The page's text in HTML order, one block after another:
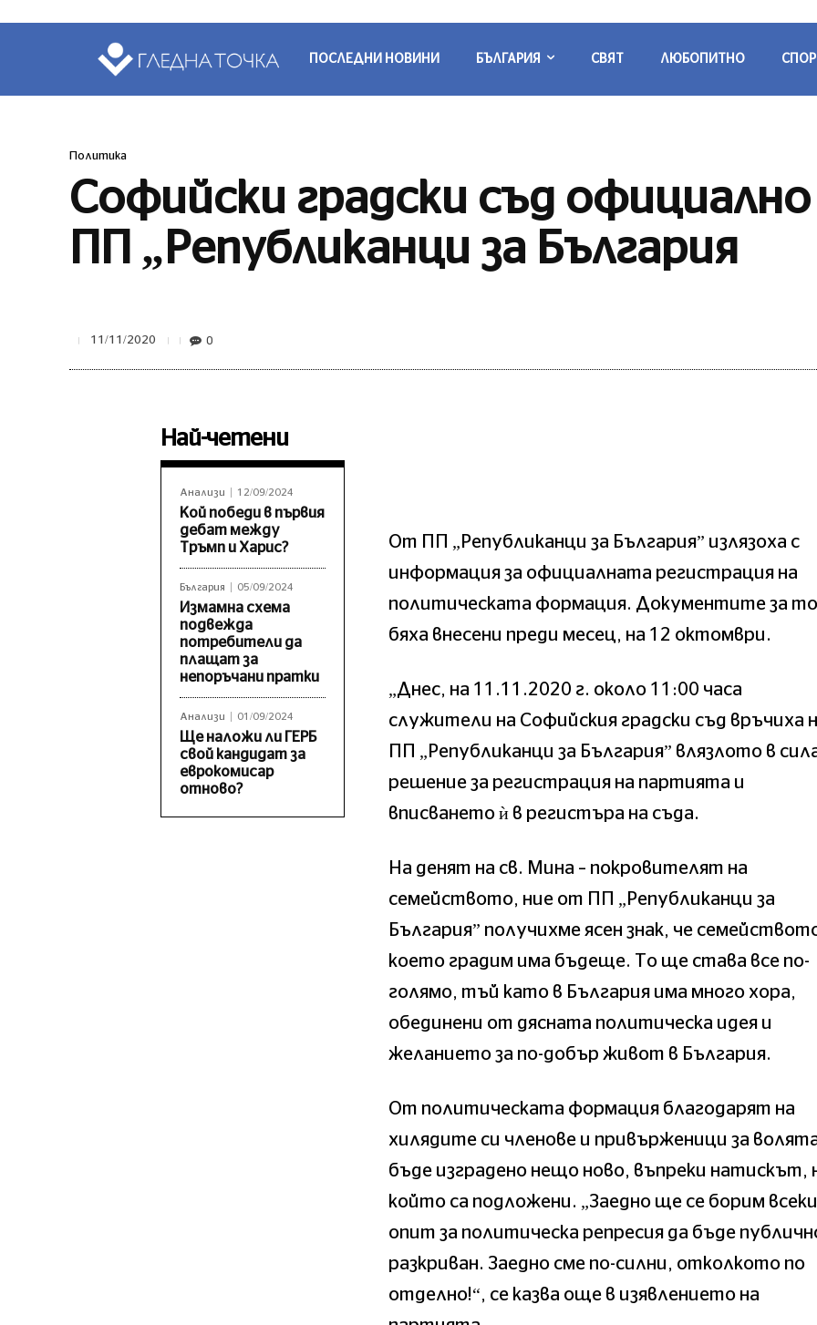
ПОСЛЕДНИ НОВИНИ БЪЛГАРИЯ СВЯТ ЛЮБОПИТНО
Политика
Софийски градски съд
ПП „Републиканци за България
11/11/2020 0
Най-четени
Анализи 12/09/2024
Кой победи в първия
дебат между
Тръмп и Харис?
България 05/09/2024
Измамна схема
подвежда
потребители да
плащат за
непоръчани пратки
Анализи 01/09/2024
Ще наложи ли ГЕРБ
свой кандидат за
еврокомисар
отново?
От ПП „Републиканци за България” излязоха с
информация за официалната регистрация на
политическата формация. Документите за
бяха внесени преди месец, на 12 октомври.
„Днес, на 11.11.2020 г. около 11:00 часа
служители на Софийския градски съд връчиха
ПП „Републиканци за България” влязлото в
решение за регистрация на партията и
вписването ѝ в регистъра на съда.
На денят на св. Мина – покровителят на
семейството, ние от ПП „Републиканци за
България” получихме ясен знак, че
което градим има бъдеще. То ще става все по-
голямо, тъй като в България има много хора,
обединени от дясната политическа идея и
желанието за по-добър живот в България.
От политическата формация благодарят на
хилядите си членове и привърженици за
бъде изградено нещо ново, въпреки натискът,
който са подложени. „Заедно ще се борим всеки
опит за политическа репресия да бъде
разкриван. Заедно сме по-силни, отколкото по
отделно!“, се казва още в изявлението на